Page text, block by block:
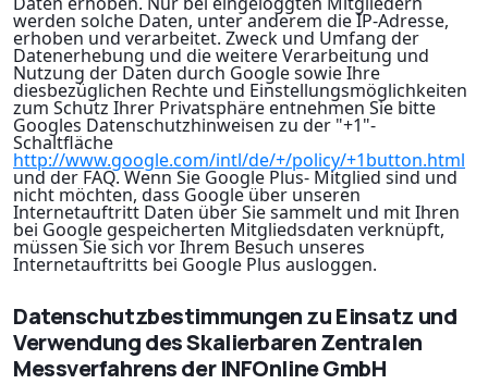
werden solche Daten, unter anderem die IP-Adresse,
erhoben und verarbeitet. Zweck und Umfang der
Datenerhebung und die weitere Verarbeitung und
Nutzung der Daten durch Google sowie Ihre
diesbezüglichen Rechte und Einstellungsmöglichkeiten
zum Schutz Ihrer Privatsphäre entnehmen Sie bitte
Googles Datenschutzhinweisen zu der "+1"-
Schaltfläche
http://www.google.com/intl/de/+/policy/+1button.html
und der FAQ. Wenn Sie Google Plus- Mitglied sind und
nicht möchten, dass Google über unseren
Internetauftritt Daten über Sie sammelt und mit Ihren
bei Google gespeicherten Mitgliedsdaten verknüpft,
müssen Sie sich vor Ihrem Besuch unseres
Internetauftritts bei Google Plus ausloggen.
Datenschutzbestimmungen zu Einsatz und
Verwendung des Skalierbaren Zentralen
Messverfahrens der INFOnline GmbH